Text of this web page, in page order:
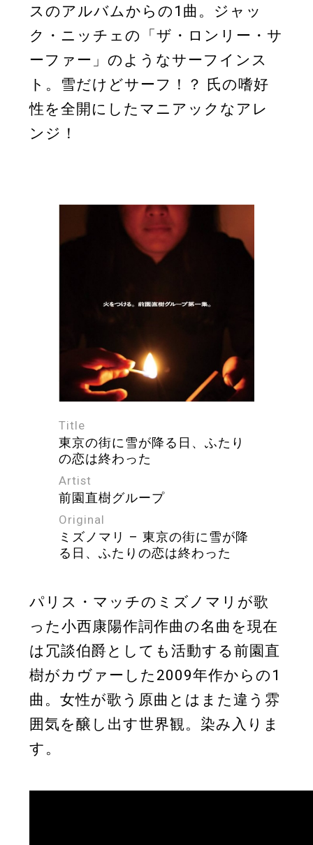
スのアルバムからの1曲。ジャッ
ク・ニッチェの「ザ・ロンリー・サ
ーファー」のようなサーフインス
ト。雪だけどサーフ！？ 氏の嗜好
性を全開にしたマニアックなアレ
ンジ！
Title
東京の街に雪が降る日、ふたり
の恋は終わった
Artist
前園直樹グループ
Original
ミズノマリ – 東京の街に雪が降
る日、ふたりの恋は終わった
パリス・マッチのミズノマリが歌
った小西康陽作詞作曲の名曲を現在
は冗談伯爵としても活動する前園直
樹がカヴァーした2009年作からの1
曲。女性が歌う原曲とはまた違う雰
囲気を醸し出す世界観。染み入りま
す。